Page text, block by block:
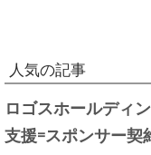
人気の記事
ロゴスホールディ
支援=スポンサー契